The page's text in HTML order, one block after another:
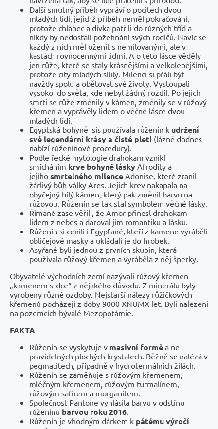
Další smutný příběh vypráví o pocitech dvou
mladých lidí, jejichž příběh neměl pokračování,
protože chlapec a dívka patřili do různých tříd a
nikdy by nedostali požehnání svých rodičů. Navíc se
každý z nich měl oženit s nemilovanými, ale v
kastách rovnocennými lidmi. A o této lásce věděly
jen růže, které se staly krásnějšími a velkolepějšími,
protože city mladých sílily. Milenci si přáli být
navždy spolu a obětovat své životy. Vystoupali
vysoko, do světa, kde nebyl žádný rozdíl. Po jejich
smrti se růže změnily v kámen, změnily se v růžový
křemen a vyprávěly lidem o věčné lásce dvou
mladých lidí.
Egyptská bohyně Isis používala růženín k udržení
své legendární krásy a čisté pleti (lázně dodnes
nabízí růženínové procedury).
Podle řecké mytologie drahokam vznikl
smícháním krve bohyně lásky Afrodity a
jejího smrtelného milence Adonise, které zranil
žárlivý bůh války Ares. Jejich krev nakapala na
obyčejný bílý kámen, který pak změnil barvu na
růžovou. Růženín se tak stal symbolem věčné lásky.
Římané zase věřili, že Amor přinesl drahokam
lidem z nebes a daroval jim romantiku a lásku.
Růženín si cenili i Egypťané, kteří z kamene vyráběli
obličejové masky a ukládali je do hrobek.
Asyřané byli jednou z prvních skupin, která
používala růžový křemen a vyráběla z něj šperky.
Obyvatelé východních zemí nazývali růžový křemen
„kamenem srdce“ z nějakého důvodu. Z minerálu byly
vyrobeny různé ozdoby. Nejstarší nálezy růžičkových
křemenů pocházejí z doby 9000 XNUMX let. Byli nalezeni
na pozemcích bývalé Mezopotámie.
FAKTA
Růženín se vyskytuje v masivní formě a ne
pravidelných plochých krystalech. Běžně se nalézá v
pegmatitech, případně v hydrotermálních žilách.
Růženín se zaměňuje s růžovým křemenem,
mléčným křemenem, růžovým turmalínem,
růžovým safírem a morganitem.
Společnost Pantone vyhlásila barvu v odstínu
růženínu barvou roku 2016.
Růženín je vhodným dárkem k pátému výročí